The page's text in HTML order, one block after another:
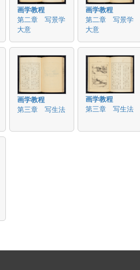
画学教程
第二章 写景学
大意
画学教程
第二章 写景学
大意
画学教程
第三章 写生法
画学教程
第三章 写生法